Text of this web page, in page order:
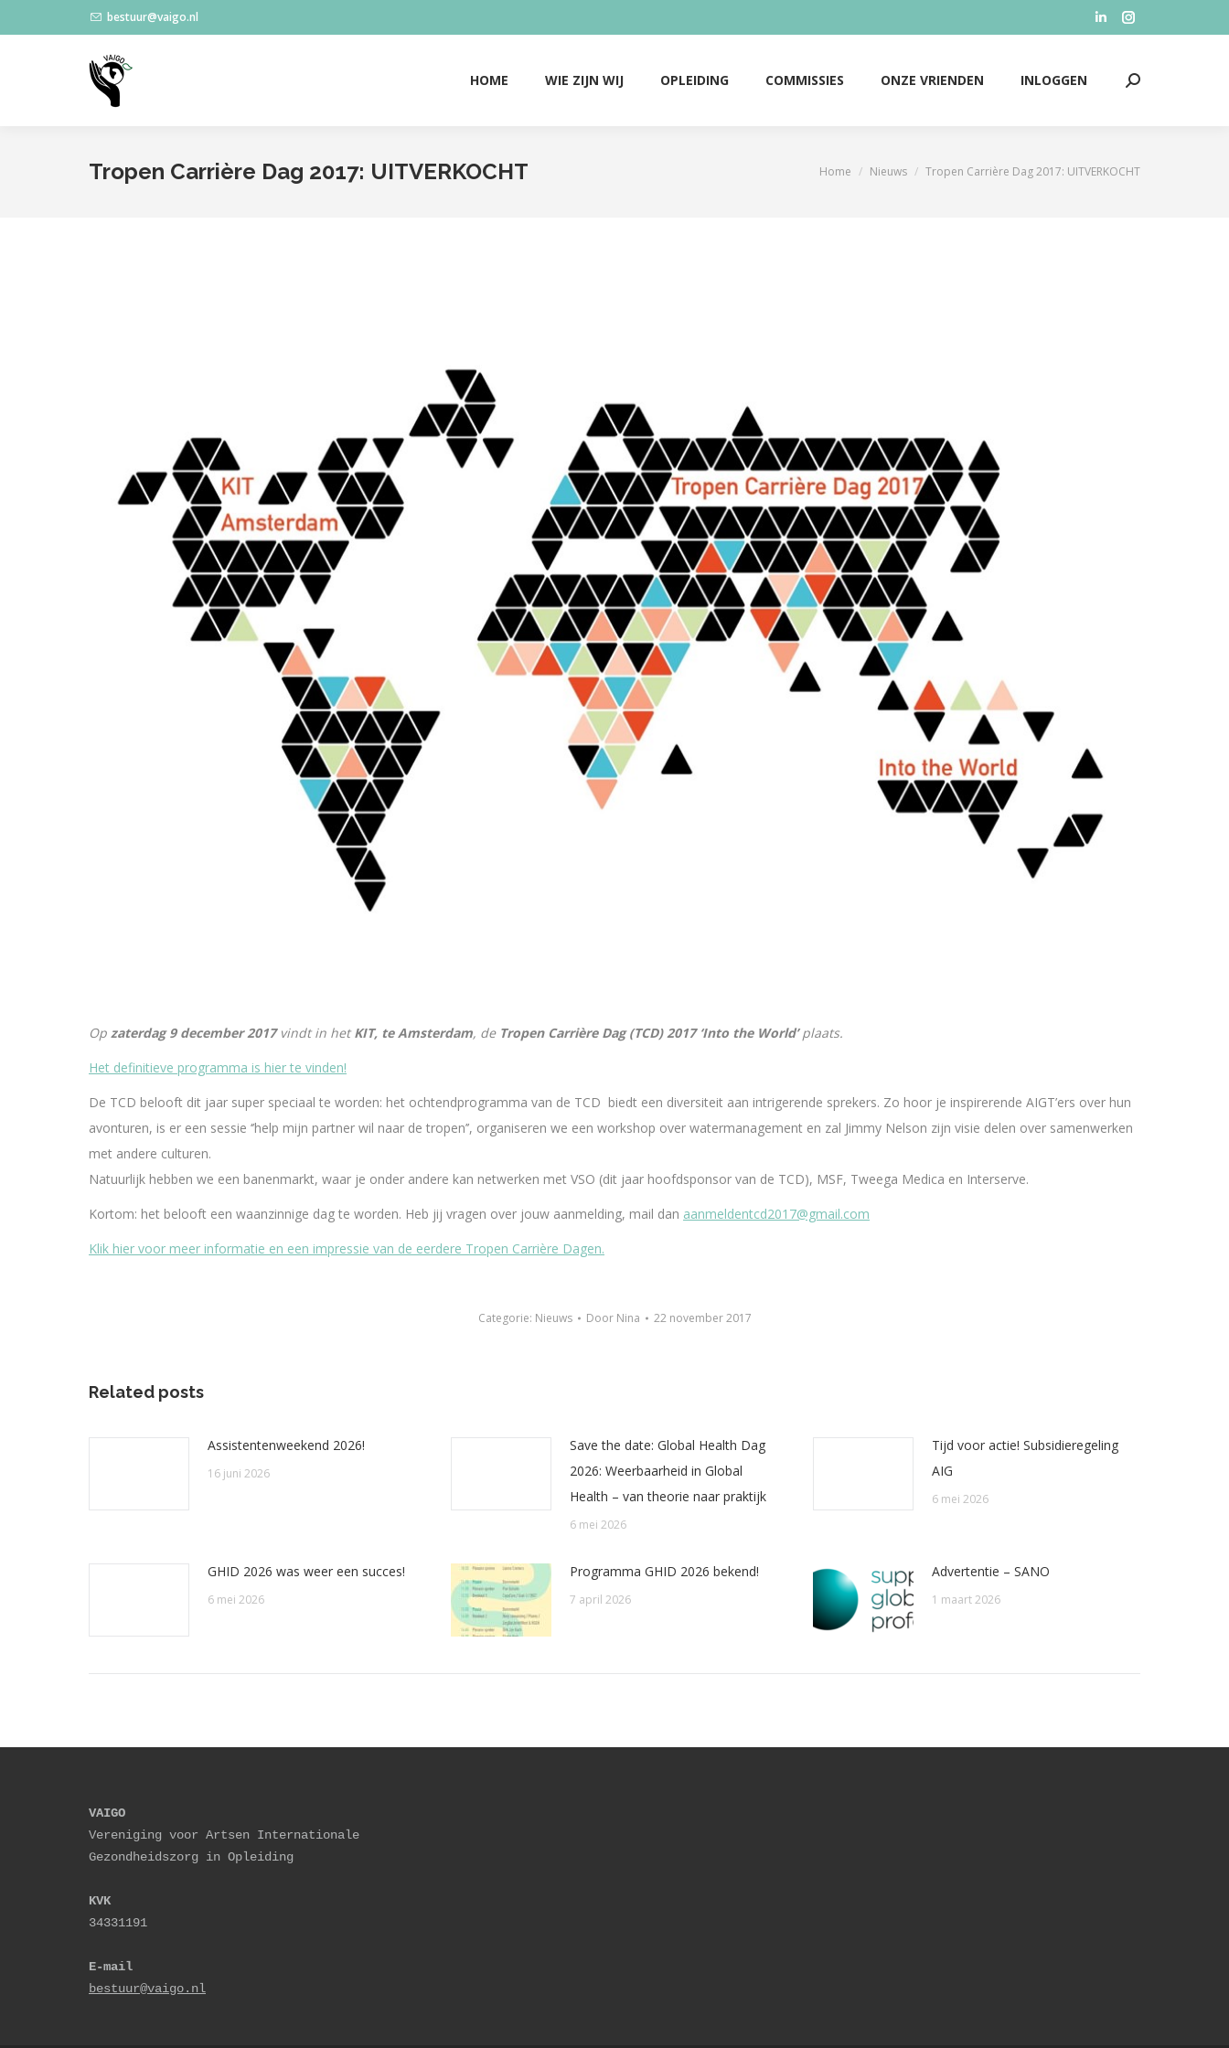
bestuur@vaigo.nl
Linkedin
opens
Instagram
opens
HOME WIE ZIJN WIJ OPLEIDING COMMISSIES ONZE VRIENDEN INLOGGEN Zoeken:
Tropen Carrière Dag 2017: UITVERKOCHT Je bent hier:
Home Nieuws Tropen Carrière Dag 2017: UITVERKOCHT
Op zaterdag 9 december 2017vindt in hetKIT, te Amsterdam, de Tropen Carrière Dag (TCD) 2017 ‘Into the World’plaats.
Het definitieve programma is hier te vinden!
De TCD belooft dit jaar super speciaal te worden: het ochtendprogramma van de TCD biedt een diversiteit aan intrigerende sprekers. Zo hoor je inspirerende AIGT’ers over hun
avonturen, is er een sessie ‘’help mijn partner wil naar de tropen’’, organiseren we een workshop over watermanagement en zal Jimmy Nelson zijn visie delen over samenwerken
met andere culturen.
Natuurlijk hebben we een banenmarkt, waar je onder andere kan netwerken met VSO (dit jaar hoofdsponsor van de TCD), MSF, Tweega Medica en Interserve.
Kortom: het belooft een waanzinnige dag te worden. Heb jij vragen over jouw aanmelding, mail dan aanmeldentcd2017@gmail.com
Klik hier voor meer informatie en een impressie van de eerdere Tropen Carrière Dagen.
Categorie: Nieuws Door Nina 22 november 2017
Related posts
Assistentenweekend 2026!
16 juni 2026
Save the date: Global Health Dag
2026: Weerbaarheid in Global
Health – van theorie naar praktijk
6 mei 2026
Tijd voor actie! Subsidieregeling
AIG
6 mei 2026
GHID 2026 was weer een succes!
6 mei 2026
Programma GHID 2026 bekend!
7 april 2026
Advertentie – SANO
1 maart 2026
VAIGO
Vereniging voor Artsen Internationale
Gezondheidszorg in Opleiding
KVK
34331191
E-mail
bestuur@vaigo.nl
HOME WIE ZIJN WIJ OPLEIDING COMMISSIES ONZE VRIENDEN INLOGGEN Zoeken: